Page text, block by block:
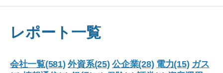
レポート一覧
会社一覧(581) 外資系(25) 公企業(28) 電力(15) ガス